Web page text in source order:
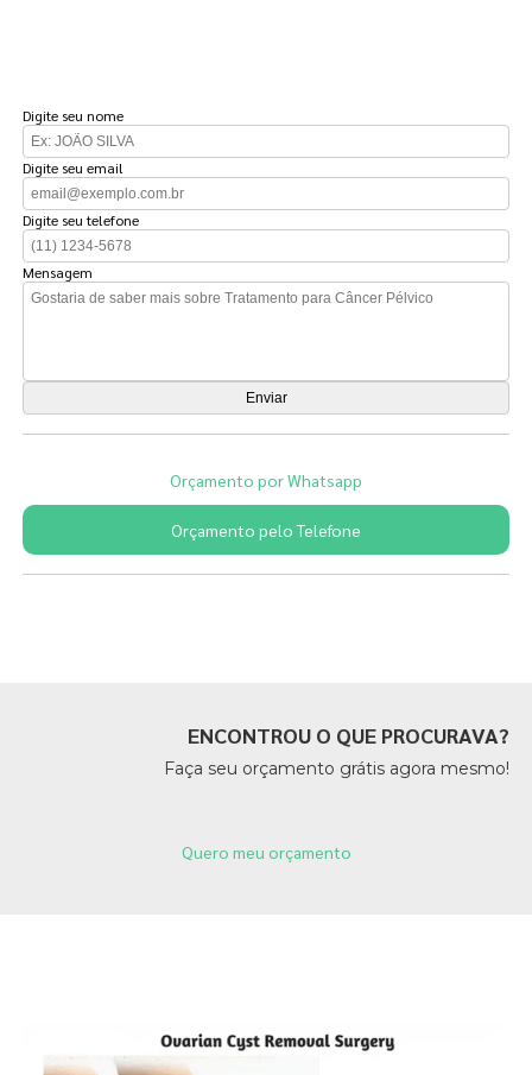
Digite seu nome
Digite seu email
Digite seu telefone
Mensagem
Orçamento por Whatsapp
Orçamento pelo Telefone
ENCONTROU O QUE PROCURAVA?
Faça seu orçamento grátis agora mesmo!
Quero meu orçamento